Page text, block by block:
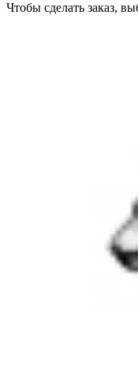
Чтобы сделать заказ,